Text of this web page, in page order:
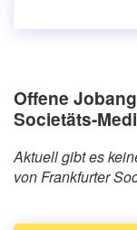
Offene
Societäts-
Aktuell gibt es
von Frankfurter